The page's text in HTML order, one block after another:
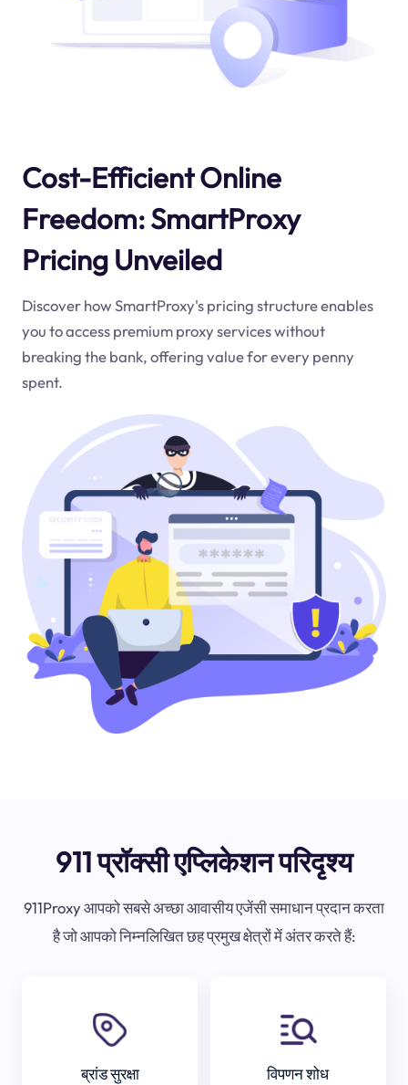
Cost-Efficient Online
Freedom: SmartProxy
Pricing Unveiled
Discover how SmartProxy's pricing structure enables
you to access premium proxy services without
breaking the bank, offering value for every penny
spent.
911 प्रॉक्सी एप्लिकेशन परिदृश्य
911Proxy आपको सबसे अच्छा आवासीय एजेंसी समाधान प्रदान करता
है जो आपको निम्नलिखित छह प्रमुख क्षेत्रों में अंतर करते हैं:
ब्रांड सुरक्षा विपणन शोध